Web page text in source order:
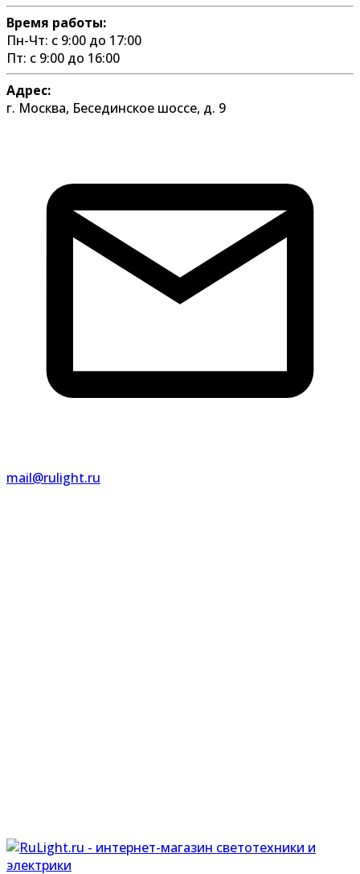
Время работы:
Пн-Чт: с 9:00 до 17:00
Пт: с 9:00 до 16:00
Адрес:
г. Москва, Бесединское шоссе, д. 9
mail@rulight.ru